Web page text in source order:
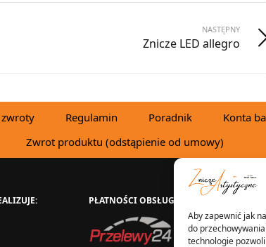
Aby zapewnić jak
do
technologie
NASTĘPNY
Znicze LED allegro
zwroty Regulamin Poradnik Konta
Zwrot produktu (odstąpienie od umowy)
PŁATNOŚCI OBSŁUGUJE: